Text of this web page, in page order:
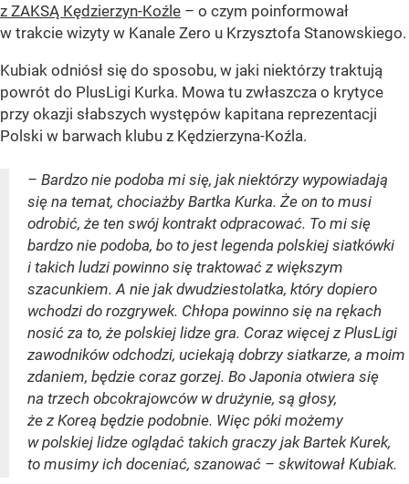
z ZAKSĄ Kędzierzyn-Koźle – o czym poinformował
w trakcie wizyty w Kanale Zero u Krzysztofa Stanowskiego.
Kubiak odniósł się do sposobu, w jaki niektórzy traktują
powrót do PlusLigi Kurka. Mowa tu zwłaszcza o krytyce
przy okazji słabszych występów kapitana reprezentacji
Polski w barwach klubu z Kędzierzyna-Koźla.
– Bardzo nie podoba mi się, jak niektórzy wypowiadają
się na temat, chociażby Bartka Kurka. Że on to musi
odrobić, że ten swój kontrakt odpracować. To mi się
bardzo nie podoba, bo to jest legenda polskiej siatkówki
i takich ludzi powinno się traktować z większym
szacunkiem. A nie jak dwudziestolatka, który dopiero
wchodzi do rozgrywek. Chłopa powinno się na rękach
nosić za to, że polskiej lidze gra. Coraz więcej z PlusLigi
zawodników odchodzi, uciekają dobrzy siatkarze, a moim
zdaniem, będzie coraz gorzej. Bo Japonia otwiera się
na trzech obcokrajowców w drużynie, są głosy,
że z Koreą będzie podobnie. Więc póki możemy
w polskiej lidze oglądać takich graczy jak Bartek Kurek,
to musimy ich doceniać, szanować – skwitował Kubiak.